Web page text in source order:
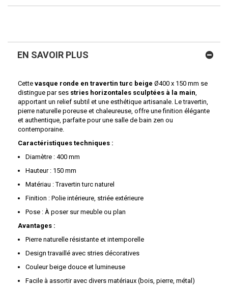
EN SAVOIR PLUS
Cette vasque ronde en travertin turc beige Ø400 x 150 mm se
distingue par ses stries horizontales sculptées à la main
apportant un relief subtil et une esthétique artisanale. Le travertin,
pierre naturelle poreuse et chaleureuse, offre une finition élégante
et authentique, parfaite pour une salle de bain zen ou
contemporaine.
Caractéristiques techniques :
Diamètre : 400 mm
Hauteur : 150 mm
Matériau : Travertin turc naturel
Finition : Polie intérieure, striée extérieure
Pose : À poser sur meuble ou plan
Avantages :
Pierre naturelle résistante et intemporelle
Design travaillé avec stries décoratives
Couleur beige douce et lumineuse
Facile à assortir avec divers matériaux (bois, pierre, métal)